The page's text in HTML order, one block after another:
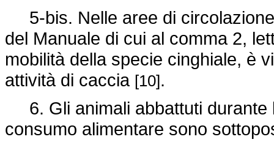
5-bis. Nelle aree di
del Manuale di cui al comma 2,
mobilità della specie cinghiale, è
attività di caccia [10].
6. Gli animali abbattuti durante
consumo alimentare sono